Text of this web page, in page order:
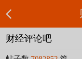
财经评论吧